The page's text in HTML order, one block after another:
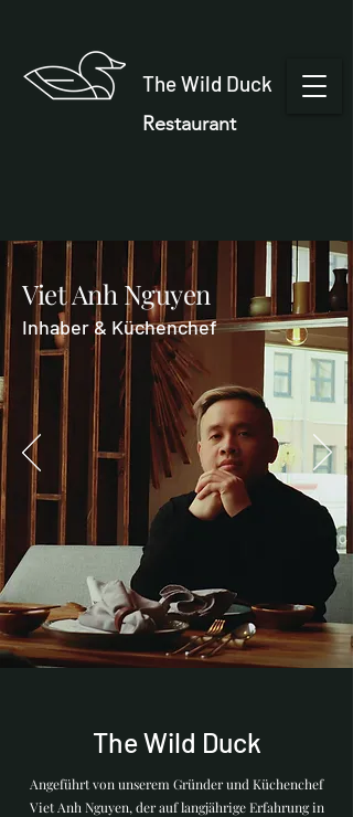
The Wild Duck
Restaurant
Viet Anh Nguyen
Inhaber & Küchenchef
The Wild Duck
Angeführt von unserem Gründer und Küchenchef
Viet Anh Nguyen, der auf langjährige Erfahrung in